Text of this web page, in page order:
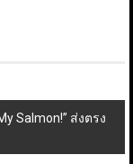
Salmon!” ส่งตรง